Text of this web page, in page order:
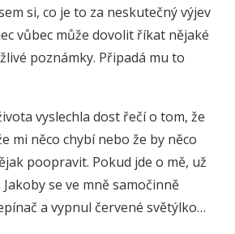
si, co je to za neskutečný výjev
vůbec může dovolit říkat nějaké
poznámky. Připadá mu to
vyslechla dost řečí o tom, že
mi něco chybí nebo že by něco
poopravit. Pokud jde o mě, už
se ve mně samočinně
a vypnul červené světýlko…